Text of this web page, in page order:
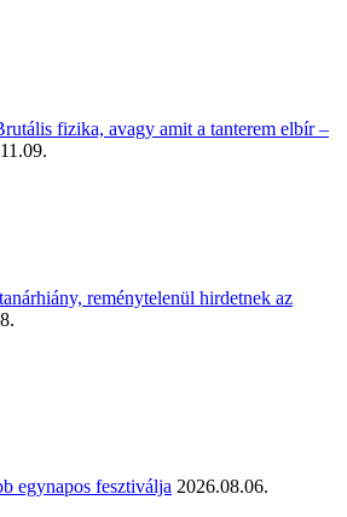
fizika, avagy amit a tanterem elbír –
reménytelenül hirdetnek az
egynapos fesztiválja 2026.08.06.